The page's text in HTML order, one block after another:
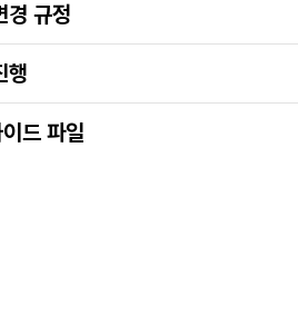
경 규정
행
드 파일